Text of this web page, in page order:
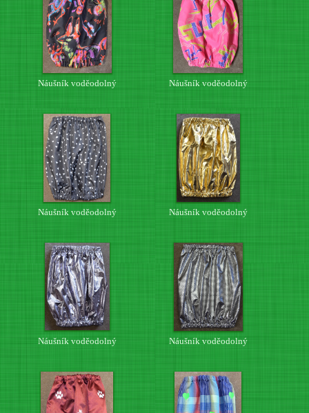
Náušník voděodolný Náušník voděodolný
Náušník voděodolný Náušník voděodolný
Náušník voděodolný Náušník voděodolný